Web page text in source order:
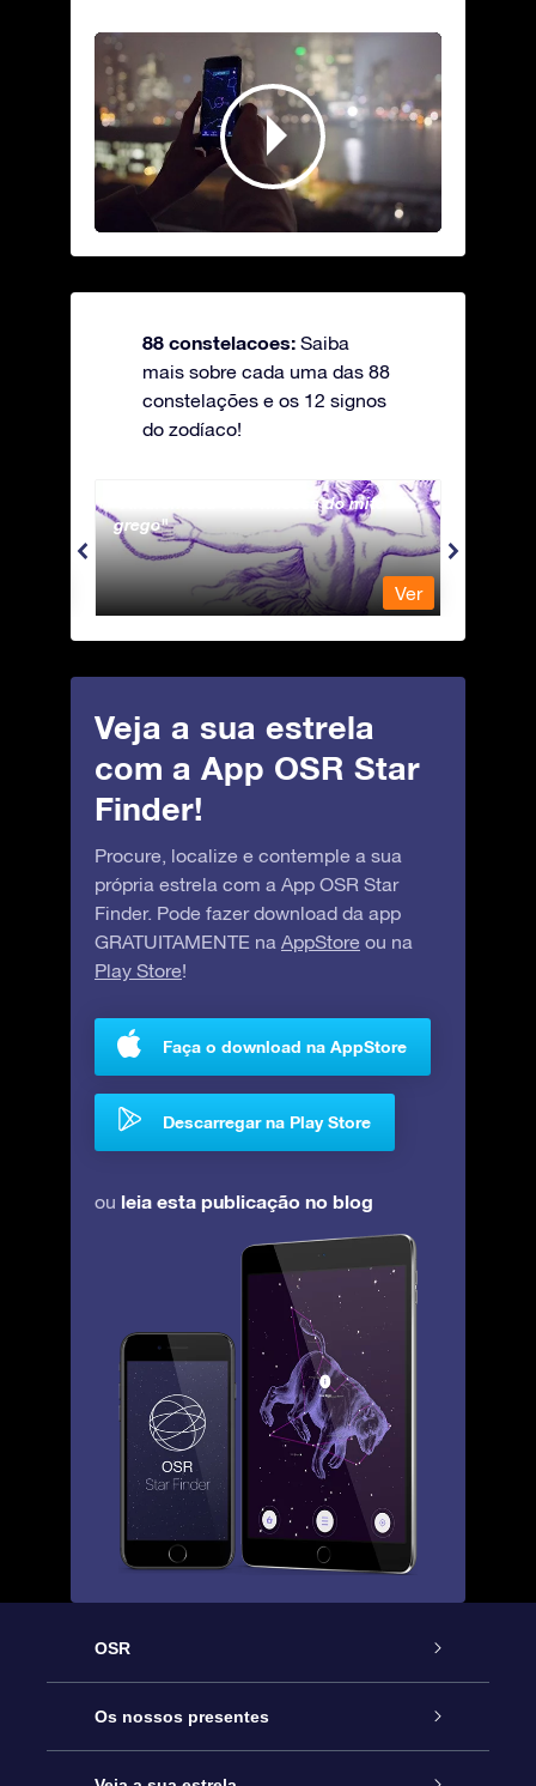
88 constelacoes: Saiba
mais sobre cada uma das 88
constelações e os 12 signos
do zodíaco!
Andromeda - A Princesa do mito
grego
Ver
Veja a sua estrela
com a App OSR Star
Finder!
Procure, localize e contemple a sua
própria estrela com a App OSR Star
Finder. Pode fazer download da app
GRATUITAMENTE na AppStore ou na
Play Store!
Faça o download na AppStore
Descarregar na Play Store
ou leia esta publicação no blog
OSR
Serviço
Contactos
Os nossos presentes